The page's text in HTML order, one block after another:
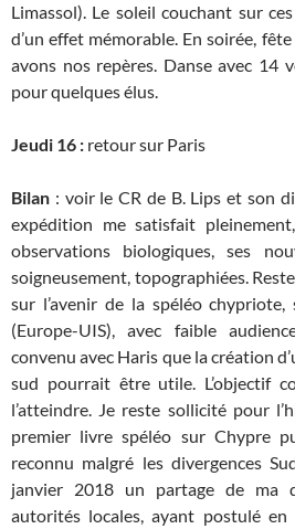
Limassol). Le soleil couchant sur
d’un effet mémorable. En soirée,
avons nos repères. Danse avec 14
pour quelques élus.
Jeudi 16 : retour sur Paris
Bilan : voir le CR de B. Lips et son
expédition me satisfait
observations biologiques, ses
soigneusement, topographiées.
sur l’avenir de la spéléo
(Europe-UIS), avec faible
convenu avec Haris que la création
sud pourrait être utile. L’objectif
l’atteindre. Je reste sollicité pour
premier livre spéléo sur Chypre
reconnu malgré les divergences
janvier 2018 un partage de ma
autorités locales, ayant postulé